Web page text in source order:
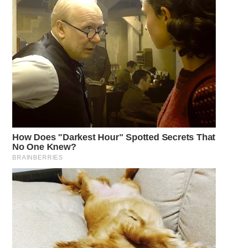
WN
SIMALUNGUN
WN
LABUHANBATU
WN
TAPANULI
WN DELI
SERDANG
WN
WN
PAKPAK